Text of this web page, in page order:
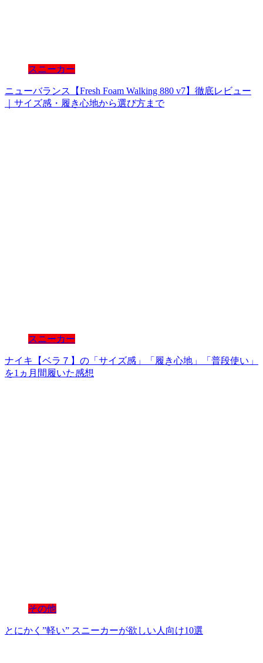
スニーカー
ニューバランス【Fresh Foam Walking 880 v7】徹底レビュー
｜サイズ感・履き心地から選び方まで
スニーカー
ナイキ【ベラ７】の「サイズ感」「履き心地」「普段使い」
を1ヵ月間履いた感想
その他
とにかく”軽い” スニーカーが欲しい人向け10選